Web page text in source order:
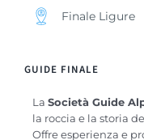
Finale Ligure
GUIDE FINALE
La Società Guide
la roccia e la storia
Offre esperienza e